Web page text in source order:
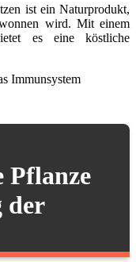
ist ein Naturprodukt,
wird. Mit einem
es eine köstliche
Immunsystem
Pflanze
der